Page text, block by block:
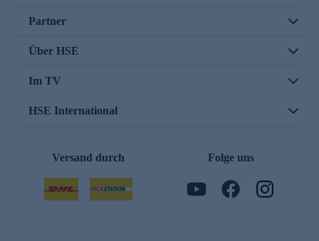
Partner
Über HSE
Im TV
HSE International
Versand durch Folge uns